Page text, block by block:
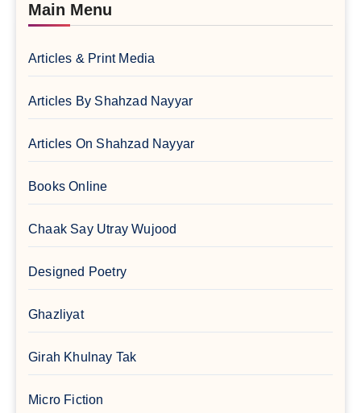
Main Menu
Articles & Print Media
Articles By Shahzad Nayyar
Articles On Shahzad Nayyar
Books Online
Chaak Say Utray Wujood
Designed Poetry
Ghazliyat
Girah Khulnay Tak
Micro Fiction